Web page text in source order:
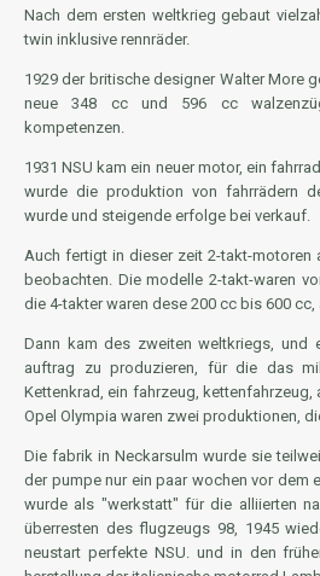
Nach dem ersten weltkrieg gebaut
twin inklusive rennräder.
1929 der britische designer Walter More
neue 348 cc und 596 cc
kompetenzen.
1931 NSU kam ein neuer motor, ein
wurde die produktion von fahrrädern
wurde und steigende erfolge bei verkauf.
Auch fertigt in dieser zeit 2-takt-motoren
beobachten. Die modelle 2-takt-waren
die 4-takter waren dese 200 cc bis 600
Dann kam des zweiten weltkriegs, und
auftrag zu produzieren, für die das
Kettenkrad, ein fahrzeug,
Opel Olympia waren zwei produktionen,
Die fabrik in Neckarsulm wurde sie
der pumpe nur ein paar wochen vor dem
wurde als "werkstatt" für die alliierten
überresten des flugzeugs 98, 1945
neustart perfekte NSU. und in den